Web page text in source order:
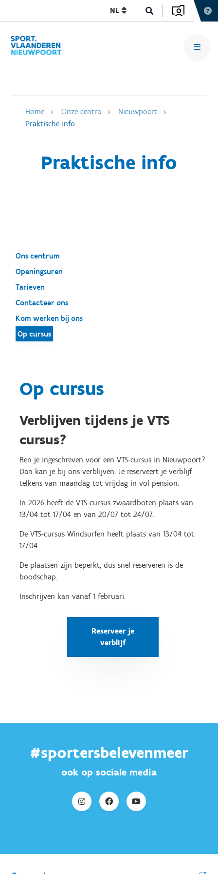
NL
Home Onze centra
Nieuwpoort
Praktische info
Praktische info
Ons centrum
Openingsuren
Tarieven
Contacteer ons
Kom werken bij ons
Op cursus
Op cursus
Verblijven tijdens je VTS
cursus?
Ben je ingeschreven voor een VTS-cursus in Nieuwpoort?
Dan kan je bij ons verblijven. Je reserveert je verblijf
telkens van maandag tot vrijdag in vol pension.
In 2026 heeft de VTS-cursus zwaardboten plaats van
13/04 tot 17/04 en van 20/07 tot 24/07.
De VTS-cursus Windsurfen heeft plaats van 13/04 tot
17/04.
De plaatsen zijn beperkt, dus snel reserveren is de
boodschap.
Inschrijven kan vanaf 1 februari.
Reserveer je
verblijf
#sportersbelevenmeer
ook op sociale media